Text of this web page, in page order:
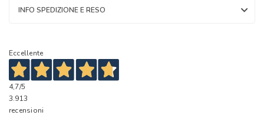
INFO SPEDIZIONE E RESO
Eccellente
4,7/5
3.913
recensioni